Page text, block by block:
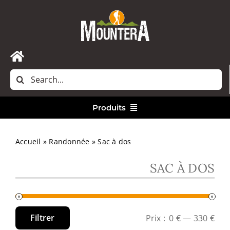
Toggle
Navigation
Accueil
Rechercher:
Produits
Accueil » Randonnée »Sac à dos
SAC À DOS
Prix
Prix Filtrer Prix : 0 €— 330 €